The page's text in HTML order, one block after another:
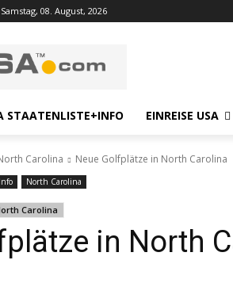
Samstag, 08. August, 2026
STAATENLISTE+INFO EINREISE USA
Carolina Neue Golfplätze in North Carolina
North Carolina
Carolina
in North